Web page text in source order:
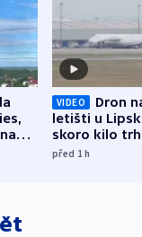
VIDEO
Dron
letišti u
skoro kilo
indicie
před 1h